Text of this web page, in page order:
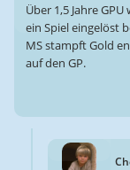
Über 1,5 Jahre
ein Spiel eingelöst
MS stampft Gold
auf den GP.